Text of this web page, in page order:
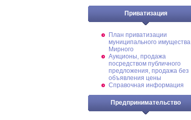
Приватизация
План приватизации
муниципального имущества
Мирного
Аукционы, продажа
посредством публичного
предложения, продажа без
объявления цены
Справочная информация
Предпринимательство